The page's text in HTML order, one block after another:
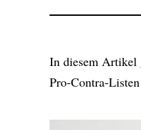
In diesem Artikel
Pro-Contra-